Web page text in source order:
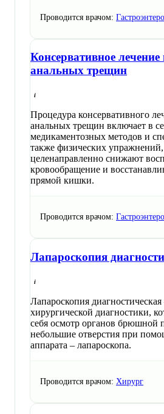
Проводится врачом:
Консервативное
анальных трещин
Процедура консервативного
анальных трещин включает в
медикаментозных методов и
также физических
целенаправленно снижают
кровообращение и
прямой кишки.
Проводится врачом:
Лапароскопия
Лапароскопия
хирургической диагностики,
себя осмотр органов брюшной
небольшие отверстия при
аппарата – лапароскопа.
Проводится врачом: Хирург